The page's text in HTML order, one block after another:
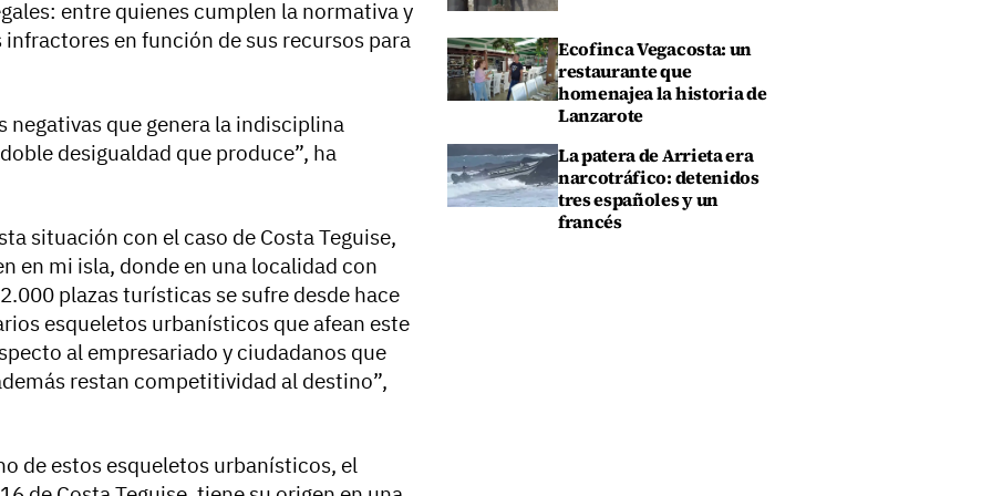
entre quienes cumplen la normativa y
en función de sus recursos para
negativas que genera la indisciplina
desigualdad que produce”, ha
situación con el caso de Costa Teguise,
en mi isla, donde en una localidad con
plazas turísticas se sufre desde hace
esqueletos urbanísticos que afean este
al empresariado y ciudadanos que
restan competitividad al destino”,
de estos esqueletos urbanísticos, el
Ecofinca Vegacosta: un
restaurante que
homenajea la historia de
Lanzarote
La patera de Arrieta era
narcotráfico: detenidos
tres españoles y un
francés